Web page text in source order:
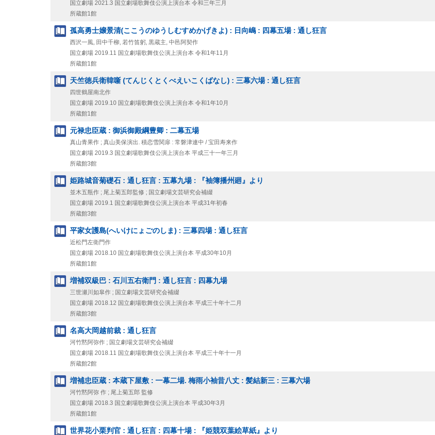
国立劇場 2021.3 国立劇場歌舞伎公演上演台本 令和三年三月
所蔵館1館
孤高勇士嬢景清(ここうのゆうしむすめかげきよ) : 日向嶋 : 四幕五場 : 通し狂言
西沢一風, 田中千柳, 若竹笛躬, 黒蔵主, 中邑阿契作
国立劇場 2019.11 国立劇場歌舞伎公演上演台本 令和1年11月
所蔵館1館
天竺徳兵衛韓噺 (てんじくとくべえいこくばなし) : 三幕六場 : 通し狂言
四世鶴屋南北作
国立劇場 2019.10 国立劇場歌舞伎公演上演台本 令和1年10月
所蔵館1館
元禄忠臣蔵 : 御浜御殿綱豊卿 : 二幕五場
真山青果作 ; 真山美保演出. 積恋雪関扉 : 常磐津連中 / 宝田寿来作
国立劇場 2019.3 国立劇場歌舞伎公演上演台本 平成三十一年三月
所蔵館3館
姫路城音菊礎石 : 通し狂言 : 五幕九場 : 『袖簿播州廻』より
並木五瓶作 ; 尾上菊五郎監修 ; 国立劇場文芸研究会補綴
国立劇場 2019.1 国立劇場歌舞伎公演上演台本 平成31年初春
所蔵館3館
平家女護島(へいけにょごのしま) : 三幕四場 : 通し狂言
近松門左衛門作
国立劇場 2018.10 国立劇場歌舞伎公演上演台本 平成30年10月
所蔵館1館
増補双級巴 : 石川五右衛門 : 通し狂言 : 四幕九場
三世瀬川如皐作 ; 国立劇場文芸研究会補綴
国立劇場 2018.12 国立劇場歌舞伎公演上演台本 平成三十年十二月
所蔵館3館
名高大岡越前裁 : 通し狂言
河竹黙阿弥作 ; 国立劇場文芸研究会補綴
国立劇場 2018.11 国立劇場歌舞伎公演上演台本 平成三十年十一月
所蔵館2館
増補忠臣蔵 : 本蔵下屋敷 : 一幕二場. 梅雨小袖昔八丈 : 髪結新三 : 三幕六場
河竹黙阿弥 作 ; 尾上菊五郎 監修
国立劇場 2018.3 国立劇場歌舞伎公演上演台本 平成30年3月
所蔵館1館
世界花小栗判官 : 通し狂言 : 四幕十場 : 『姫競双葉絵草紙』より